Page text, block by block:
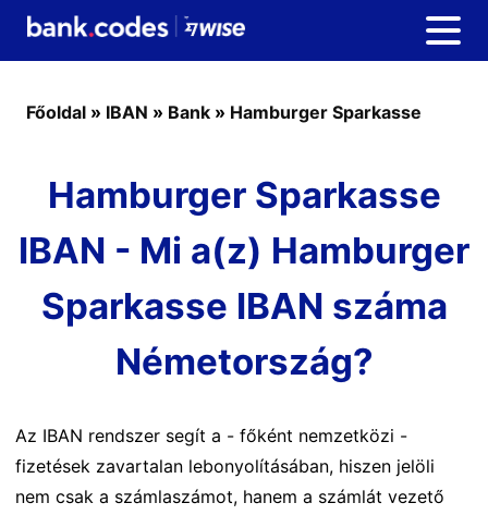
Főoldal » IBAN » Bank » Hamburger Sparkasse
Hamburger Sparkasse
IBAN - Mi a(z) Hamburger
Sparkasse IBAN száma
Németország?
Az IBAN rendszer segít a - főként nemzetközi -
fizetések zavartalan lebonyolításában, hiszen jelöli
nem csak a számlaszámot, hanem a számlát vezető